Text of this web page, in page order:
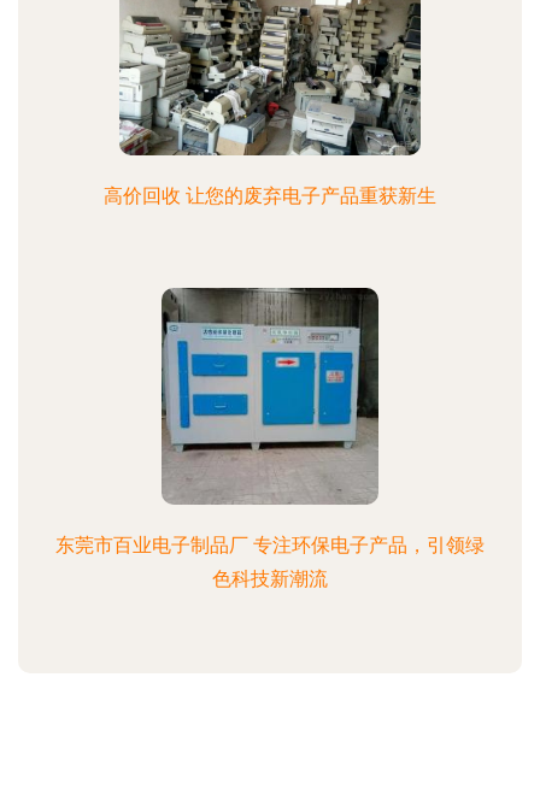
高价回收 让您的废弃电子产品重获新生
东莞市百业电子制品厂 专注环保电子产品，引领绿
色科技新潮流